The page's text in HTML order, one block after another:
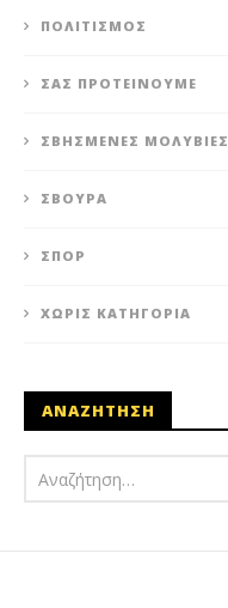
ΠΟΛΙΤΙΣΜΌΣ
ΣΑΣ ΠΡΟΤΕΊΝΟΥΜΕ
ΣΒΗΣΜΈΝΕΣ ΜΟΛΥΒΙΈΣ
ΣΒΟΎΡΑ
ΣΠΟΡ
ΧΩΡΊΣ ΚΑΤΗΓΟΡΊΑ
ΑΝΑΖΗΤΗΣΗ